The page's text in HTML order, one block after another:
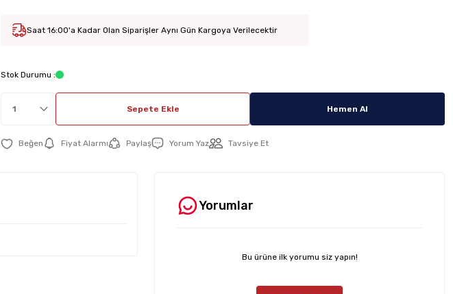
Saat 16:00'a Kadar Olan Siparişler Aynı Gün Kargoya Verilecektir
Stok Durumu :
Sepete Ekle Hemen Al
Fiyat Alarmı Paylaş Yorum Yaz Tavsiye Et
Yorumlar
Bu ürüne ilk yorumu siz yapın!